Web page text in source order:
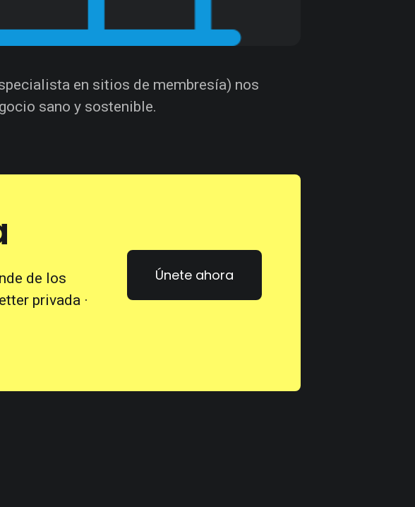
en sitios de membresía) nos
sano y sostenible.
de los
privada ·
Únete ahora